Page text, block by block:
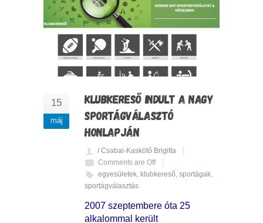
15
máj
KLUBKERESŐ INDULT A NAGY
SPORTÁGVÁLASZTÓ
HONLAPJÁN
/ Csabai-Kaskötő Brigitta
Comments are Off
egyesületek, klubkereső, sportágak,
sportágválasztás
2007 szeptembere óta 25
alkalommal került